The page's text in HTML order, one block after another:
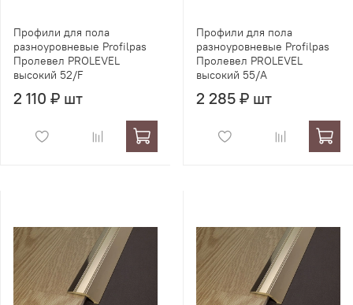
Профили для пола
разноуровневые Profilpas
Пролевел PROLEVEL
высокий 52/F
2 110 ₽ шт
Профили для пола
разноуровневые Profilpas
Пролевел PROLEVEL
высокий 55/A
2 285 ₽ шт